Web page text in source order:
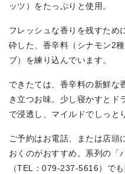
ッツ）をたっぷりと使用。
フレッシュな香りを残すため
砕した、香辛料（シナモン2
ブ）を練り込んでいます。
できたては、香辛料の新鮮な
き立つお味。少し寝かすとド
で浸透し、マイルドでしっと
ご予約はお電話、または店頭
おくのがおすすめ。系列の「
（TEL：079-237-5616）でも